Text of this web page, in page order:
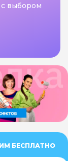
выбором
БЕСПЛАТНО